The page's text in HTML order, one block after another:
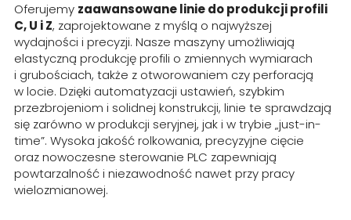
Oferujemy zaawansowane linie do produkcji profili
C, U i Z, zaprojektowane z myślą o najwyższej
wydajności i precyzji. Nasze maszyny umożliwiają
elastyczną produkcję profili o zmiennych wymiarach
i grubościach, także z otworowaniem czy perforacją
w locie. Dzięki automatyzacji ustawień, szybkim
przezbrojeniom i solidnej konstrukcji, linie te sprawdzają
się zarówno w produkcji seryjnej, jak i w trybie „just-in-
time”. Wysoka jakość rolkowania, precyzyjne cięcie
oraz nowoczesne sterowanie PLC zapewniają
powtarzalność i niezawodność nawet przy pracy
wielozmianowej.